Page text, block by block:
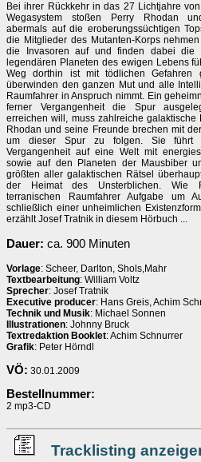
Bei ihrer Rückkehr in das 27 Lichtjahre
Wegasystem stoßen Perry Rhodan
abermals auf die eroberungssüchtigen
die Mitglieder des Mutanten-Korps
die Invasoren auf und finden dabei die
legendären Planeten des ewigen Lebens
Weg dorthin ist mit tödlichen Gefahren
überwinden den ganzen Mut und alle
Raumfahrer in Anspruch nimmt. Ein
ferner Vergangenheit die Spur
erreichen will, muss zahlreiche galaktische
Rhodan und seine Freunde brechen mit
um dieser Spur zu folgen. Sie
Vergangenheit auf eine Welt mit
sowie auf den Planeten der Mausbiber
größten aller galaktischen Rätsel
der Heimat des Unsterblichen. Wie
terranischen Raumfahrer Aufgabe um
schließlich einer unheimlichen
erzählt Josef Tratnik in diesem Hörbuch ...
Dauer: ca. 900 Minuten
Vorlage: Scheer, Darlton, Shols,Mahr
Textbearbeitung: William Voltz
Sprecher: Josef Tratnik
Executive producer: Hans Greis, Achim
Technik und Musik: Michael Sonnen
Illustrationen: Johnny Bruck
Textredaktion Booklet: Achim Schnurrer
Grafik: Peter Hörndl
VÖ: 30.01.2009
Bestellnummer:
2 mp3-CD
Tracklisting